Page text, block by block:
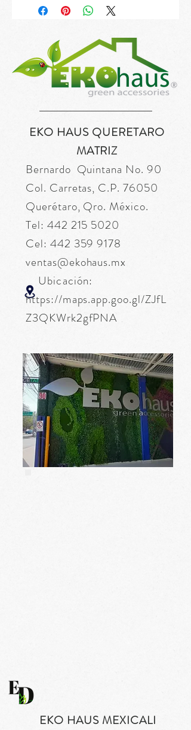
EKO HAUS QUERETARO
MATRIZ
Bernardo Quintana No. 90
Col. Carretas, C.P. 76050
Querétaro, Qro. México.
Tel: 442 215 5020
Cel: 442 359 9178
ventas@ekohaus.mx
Ubicación:
https://maps.app.goo.gl/ZJfL
Z3QKWrk2gfPNA
EKO HAUS MEXICALI